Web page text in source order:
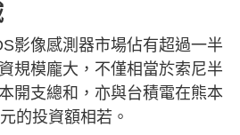
影像感測器市場佔有超過一半
規模龐大，不僅相當於索尼半
開支總和，亦與台積電在熊本
的投資額相若。